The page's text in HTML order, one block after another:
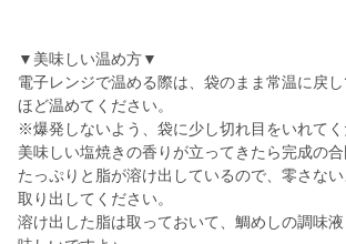
▼美味しい温め方▼
電子レンジで温める際は、袋のまま常温に戻
ほど温めてください。
※爆発しないよう、袋に少し切れ目をいれてく
美味しい塩焼きの香りが立ってきたら完成の合
たっぷりと脂が溶け出しているので、零さな
取り出してください。
溶け出した脂は取っておいて、鯛めしの調味